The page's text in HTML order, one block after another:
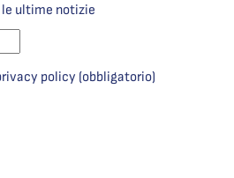
ultime notizie
policy (obbligatorio)